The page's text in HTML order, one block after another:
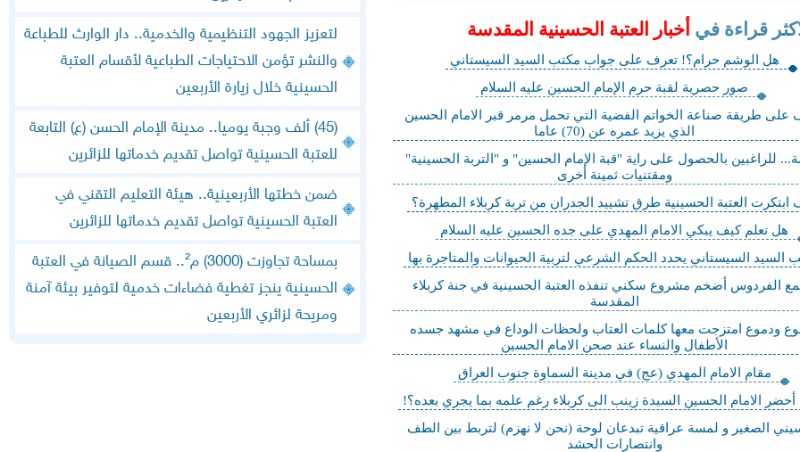
قراءة في أخبار العتبة الحسينية المقدسة
هل الوشم حرام؟! تعرف على جواب مكتب السيد السيستاني
صور حصرية لقبة حرم الإمام الحسين عليه السلام
على طريقة صناعة الخواتم الفضية التي تحمل مرمر قبر الامام الحسين
الذي يزيد عمره عن (70) عاما
للراغبين بالحصول على راية "قبة الإمام الحسين" و "التربة الحسينية"
ومقتنيات ثمينة أخرى
ابتكرت العتبة الحسينية طرق تشييد الجدران من تربة كربلاء المطهرة؟
هل تعلم كيف يبكي الامام المهدي على جده الحسين عليه السلام
السيد السيستاني يحدد الحكم الشرعي لتربية الحيوانات والمتاجرة بها
الفردوس أضخم مشروع سكني تنفذه العتبة الحسينية في جنة كربلاء
المقدسة
ودموع امتزجت معها كلمات العتاب ولحظات الوداع في مشهد جسده
الأطفال والنساء عند صحن الامام الحسين
مقام الامام المهدي (عج) في مدينة السماوة جنوب العراق
أحضر الامام الحسين السيدة زينب الى كربلاء رغم علمه بما يجري بعده؟!
الصغير و لمسة عراقية تبدعان لوحة (نحن لا نهزم) لتربط بين الطف
وانتصارات الحشد
لتعزيز الجهود التنظيمية والخدمية.. دار الوارث للطباعة
والنشر تؤمن الاحتياجات الطباعية لأقسام العتبة
الحسينية خلال زيارة الأربعين
(45) ألف وجبة يوميا.. مدينة الإمام الحسن (ع) التابعة
للعتبة الحسينية تواصل تقديم خدماتها للزائرين
ضمن خطتها الأربعينية.. هيئة التعليم التقني في
العتبة الحسينية تواصل تقديم خدماتها للزائرين
بمساحة تجاوزت (3000) م².. قسم الصيانة في العتبة
الحسينية ينجز تغطية فضاءات خدمية لتوفير بيئة آمنة
ومريحة لزائري الأربعين